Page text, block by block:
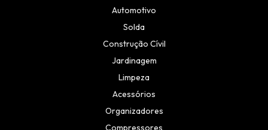
Automotivo
Solda
Construção Cívil
Jardinagem
Limpeza
Acessórios
Organizadores
Compressores